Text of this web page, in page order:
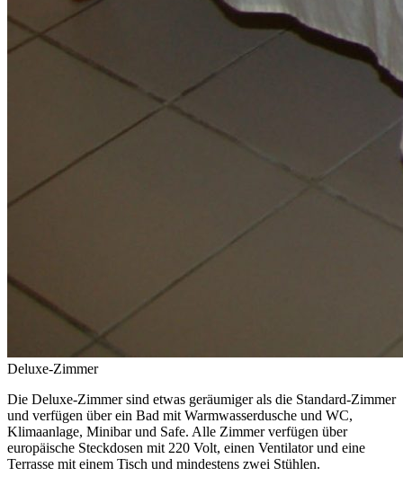
Deluxe-Zimmer
Die Deluxe-Zimmer sind etwas geräumiger als die Standard-Zimmer
und verfügen über ein Bad mit Warmwasserdusche und WC,
Klimaanlage, Minibar und Safe. Alle Zimmer verfügen über
europäische Steckdosen mit 220 Volt, einen Ventilator und eine
Terrasse mit einem Tisch und mindestens zwei Stühlen.